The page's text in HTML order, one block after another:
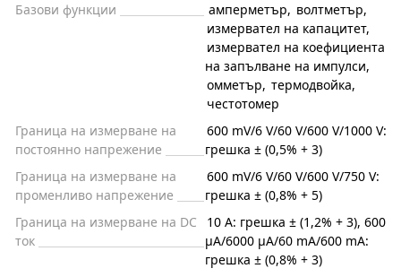
Базови функции амперметър, волтметър,
измервател на капацитет,
измервател на коефициента
на запълване на импулси,
омметър, термодвойка,
честотомер
Граница на измерване на
постоянно напрежение
600 mV/6 V/60 V/600 V/1000 V:
грешка ± (0,5% + 3)
Граница на измерване на
променливо напрежение
600 mV/6 V/60 V/600 V/750 V:
грешка ± (0,8% + 5)
Граница на измерване на DC
ток
10 A: грешка ± (1,2% + 3), 600
µA/6000 µA/60 mA/600 mA:
грешка ± (0,8% + 3)